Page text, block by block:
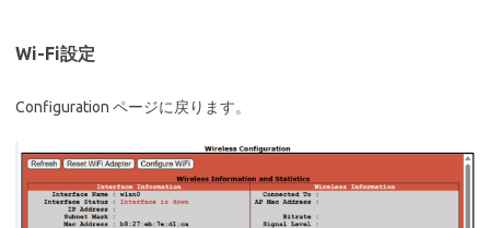
Wi-Fi設定
Configuration ページに戻ります。